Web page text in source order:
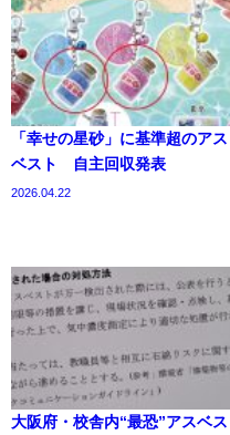
「幸せの星砂」に基準超のアス
ベスト 自主回収発表
2026.04.22
大阪府・校舎内“最恐”アスベス